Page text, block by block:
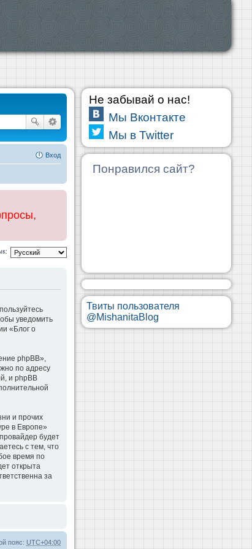
Вход
уведомить
«Блог о
phpBB»,
по адресу
и phpBB
и прочих
в Европе»
будет
с тем, что
время по
открыта
за
пояс: UTC+04:00
Не забывай о нас!
Мы Вконтакте
Мы в Twitter
Понравился сайт?
Твиты пользователя
@MishanitaBlog